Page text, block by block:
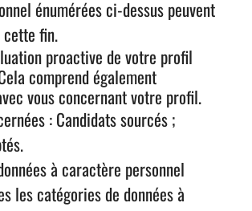
énumérées ci-dessus peuvent
fin.
proactive de votre profil
comprend également
vous concernant votre profil.
: Candidats sourcés ;
à caractère personnel
les catégories de données à